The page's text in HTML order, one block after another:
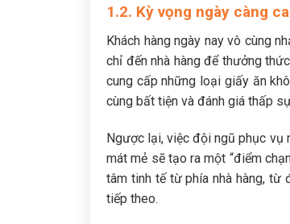
1.2. Kỳ vọng ngày càng
Khách hàng ngày nay vô cùng
chỉ đến nhà hàng để thưởng
cung cấp những loại giấy ăn
cùng bất tiện và đánh giá thấp
Ngược lại, việc đội ngũ phục vụ
mát mẻ sẽ tạo ra một “điểm
tâm tinh tế từ phía nhà hàng, từ
tiếp theo.